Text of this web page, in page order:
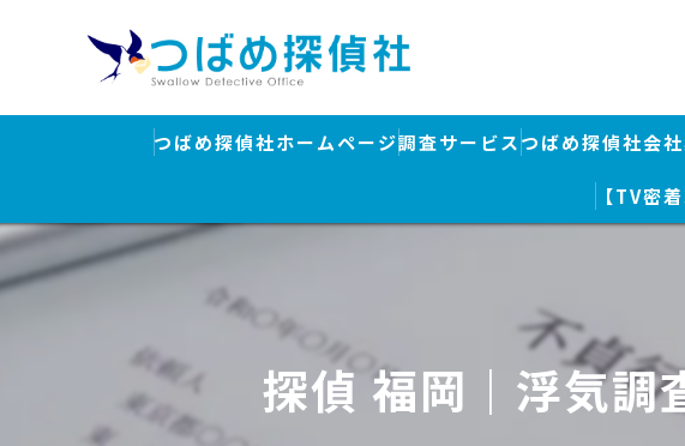
つばめ探偵社ホームページ調査サービス
浮気調査
行方調査・人探し
ストーカー対策
つばめ探偵社会
つばめ探偵社｜
つばめ探偵社 赤坂
久留米つばめ探
【TV密
探偵 福岡｜浮気調